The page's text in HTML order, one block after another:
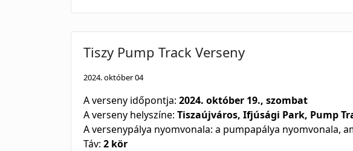
Tiszy Pump Track Verseny
2024. október 04
A verseny időpontja: 2024. október 19., szombat
A verseny helyszíne: Tiszaújváros, Ifjúsági Park, Pump
A versenypálya nyomvonala: a pumpapálya nyomvonala,
Táv: 2 kör